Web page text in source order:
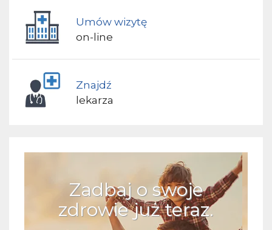
Umów wizytę
on-line
Znajdź
lekarza
Zadbaj o swoje
zdrowie już teraz.